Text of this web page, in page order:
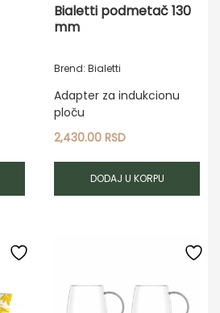
Bialetti podmetač 130
mm
Brend: Bialetti
Adapter za indukcionu
ploču
2,430.00RSD
DODAJ U KORPU